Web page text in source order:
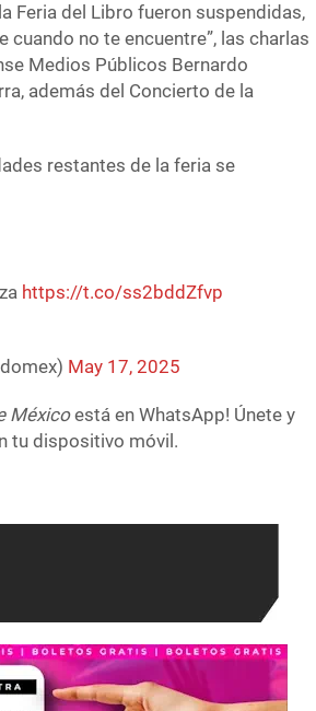
Feria del Libro fueron suspendidas,
no te encuentre”, las charlas
Medios Públicos Bernardo
además del Concierto de la
restantes de la feria se
https://t.co/ss2bddZfvp
May 17, 2025
Méxicoestá en WhatsApp! Únete y
tu dispositivo móvil.